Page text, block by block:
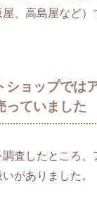
、高島屋など
ショップでは
っていました
調査したところ
がありました。